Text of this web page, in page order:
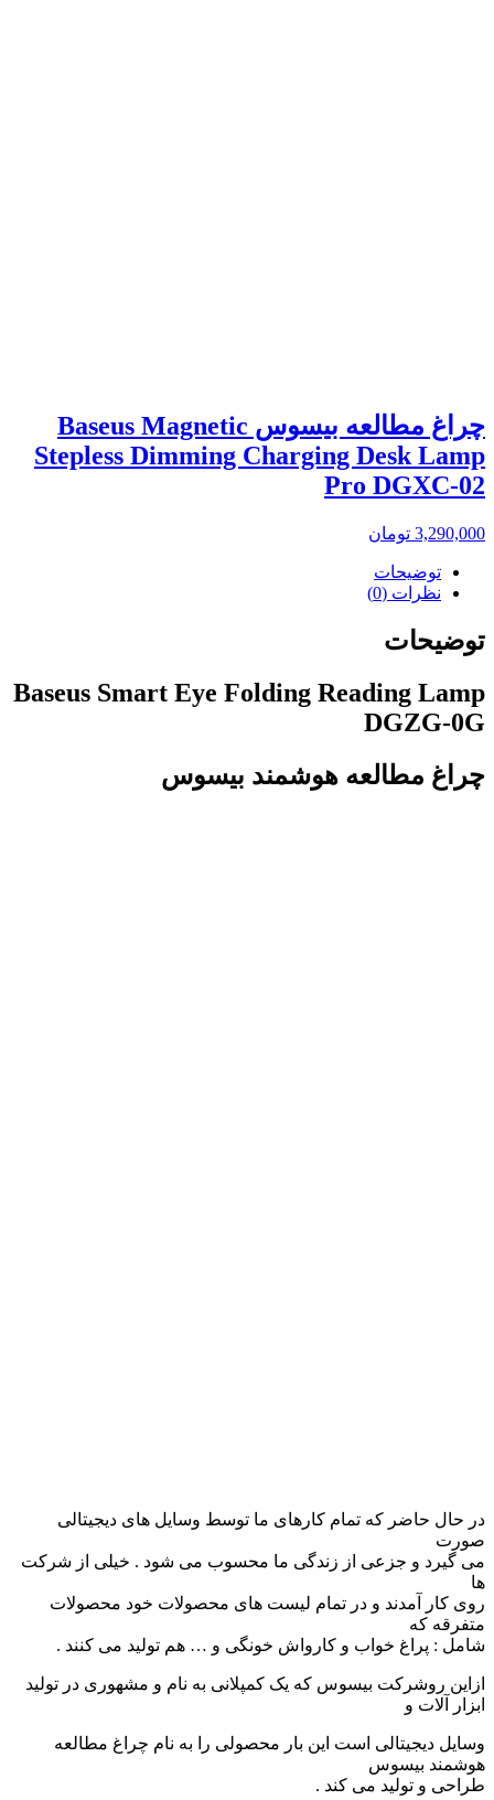
چراغ مطالعه بیسوس Baseus Magnetic
Stepless Dimming Charging Desk Lamp
Pro DGXC-02
3,290,000 تومان
توضیحات
نظرات (0)
توضیحات
Baseus Smart Eye Folding Reading Lamp
DGZG-0G
چراغ مطالعه هوشمند بیسوس
در حال حاضر که تمام کارهای ما توسط وسایل های دیجیتالی
صورت
می گیرد و جزعی از زندگی ما محسوب می شود . خیلی از شرکت
ها
روی کار آمدند و در تمام لیست های محصولات خود محصولات
متفرقه که
شامل : پراغ خواب و کارواش خونگی و … هم تولید می کنند .
ازاین روشرکت بیسوس که یک کمپلانی به نام و مشهوری در تولید
ابزار آلات و
وسایل دیجیتالی است این بار محصولی را به نام چراغ مطالعه
هوشمند بیسوس
طراحی و تولید می کند .